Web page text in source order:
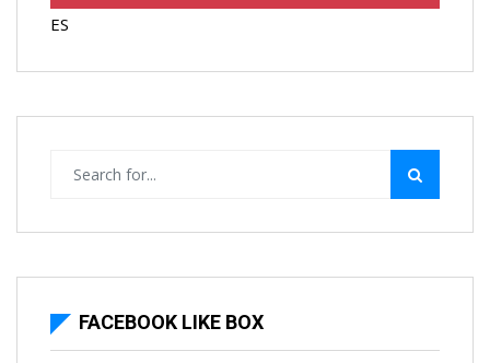
ES
FACEBOOK LIKE BOX